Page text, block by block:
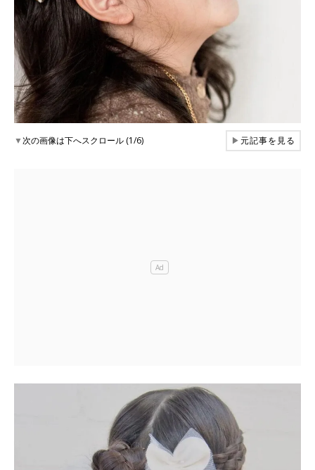
▼次の画像は下へスクロール (1/6) ▶元記事を見る